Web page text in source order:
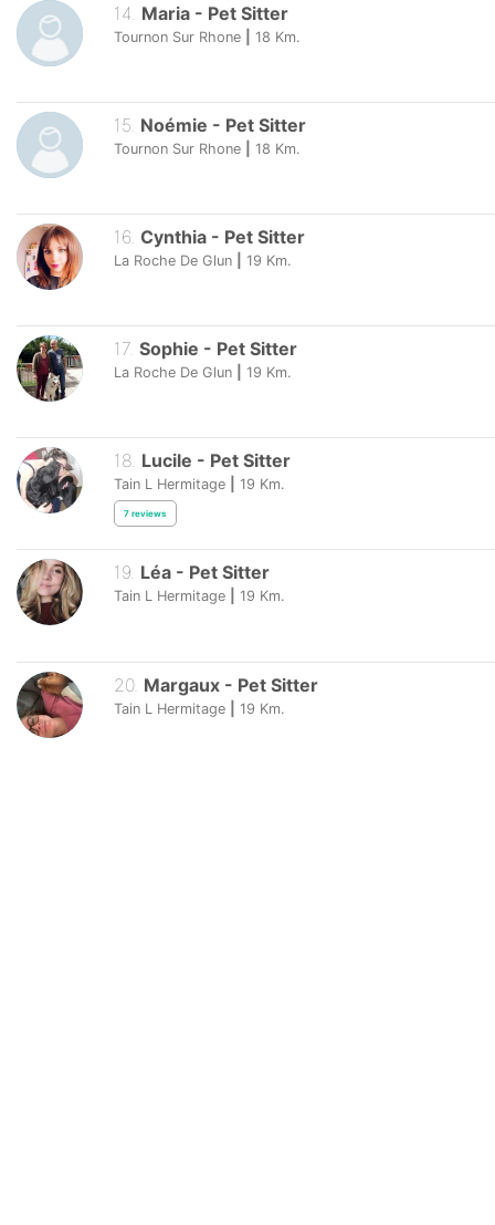
14 Maria - Pet Sitter
Tournon Sur Rhone 18 Km.
15 Noémie - Pet Sitter
Tournon Sur Rhone 18 Km.
16 Cynthia - Pet Sitter
La Roche De Glun 19 Km.
17. Sophie - Pet Sitter
La Roche De Glun 19 Km.
18. Lucile - Pet Sitter
Tain L Hermitage 19 Km.
7 reviews
19. Léa - Pet Sitter
Tain L Hermitage 19 Km.
20. Margaux - Pet Sitter
Tain L Hermitage 19 Km.